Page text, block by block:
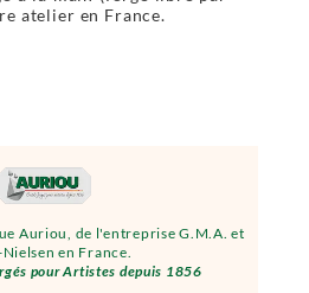
Auriou, de l'entreprise G.M.A. et
en France.
pour Artistes depuis 1856
atelier en France.